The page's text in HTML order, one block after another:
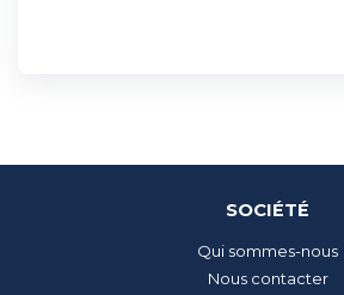
SOCIÉTÉ
Qui sommes-nous
Nous contacter